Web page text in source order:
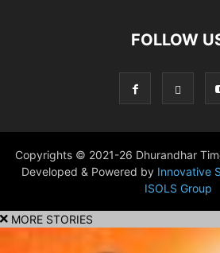
FOLLOW
Copyrights © 2021-26 Dhurandhar
Developed & Powered by Innovative
ISOLS Group
MORE STORIES